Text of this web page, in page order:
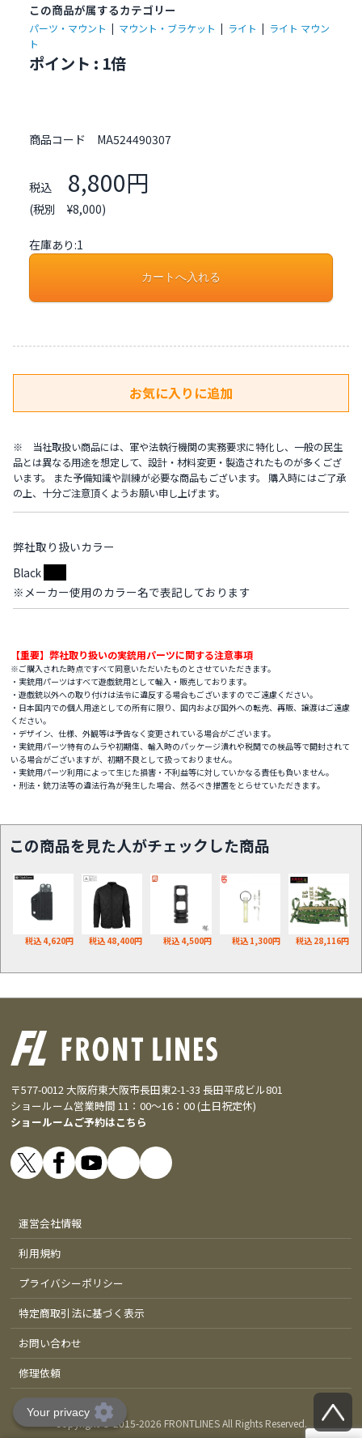
この商品が属するカテゴリー
パーツ・マウント | マウント・ブラケット | ライト | ライト マウン
ト
ポイント : 1倍
商品コード MA524490307
税込 8,800円
(税別 ¥8,000)
在庫あり:1
※ 当社取扱い商品には、軍や法執行機関の実務要求に特化し、一般の民生
品とは異なる用途を想定して、設計・材料変更・製造されたものが多くござ
います。 また予備知識や訓練が必要な商品もございます。 購入時にはご了承
の上、十分ご注意頂くようお願い申し上げます。
弊社取り扱いカラー
Black
※メーカー使用のカラー名で表記しております
【重要】弊社取り扱いの実銃用パーツに関する注意事項
※ご購入された時点ですべて同意いただいたものとさせていただきます。
・実銃用パーツはすべて遊戯銃用として輸入・販売しております。
・遊戯銃以外への取り付けは法令に違反する場合もございますのでご遠慮ください。
・日本国内での個人用途としての所有に限り、国内および国外への転売、再販、譲渡はご遠慮
ください。
・デザイン、仕様、外観等は予告なく変更されている場合がございます。
・実銃用パーツ特有のムラや初期傷、輸入時のパッケージ潰れや税関での検品等で開封されて
いる場合がございますが、初期不良として扱っておりません。
・実銃用パーツ利用によって生じた損害・不利益等に対していかなる責任も負いません。
・刑法・銃刀法等の違法行為が発生した場合、然るべき措置をとらせていただきます。
この商品を見た人がチェックした商品
税込 4,620円 税込 48,400円 税込 4,500円 税込 1,300円 税込 28,116円
〒577-0012 大阪府東大阪市長田東2-1-33 長田平成ビル801
ショールーム営業時間 11：00～16：00 (土日祝定休)
ショールームご予約はこちら
運営会社情報
利用規約
プライバシーポリシー
特定商取引法に基づく表示
お問い合わせ
修理依頼
Copyright © 2015-2026 FRONTLINES All Rights Reserved.